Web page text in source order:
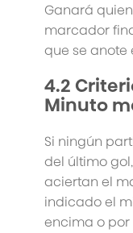
Ganará
marcador
que se anote
4.2
Minuto
Si ningún
del último
aciertan el
indicado el
encima o